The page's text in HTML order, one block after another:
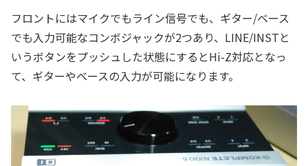
フロントにはマイクでもライン信号でも、ギター/ベース
でも入力可能なコンボジャックが2つあり、LINE/INSTと
いうボタンをプッシュした状態にするとHi-Z対応となっ
て、ギターやベースの入力が可能になります。